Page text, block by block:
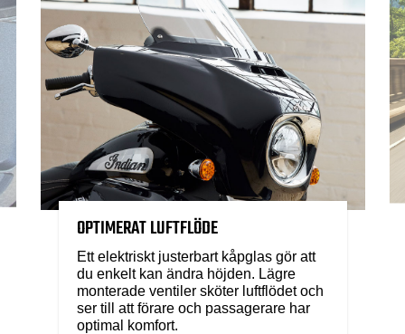
OPTIMERAT LUFTFLÖDE
Ett elektriskt justerbart kåpglas gör att
du enkelt kan ändra höjden. Lägre
monterade ventiler sköter luftflödet och
ser till att förare och passagerare har
optimal komfort.